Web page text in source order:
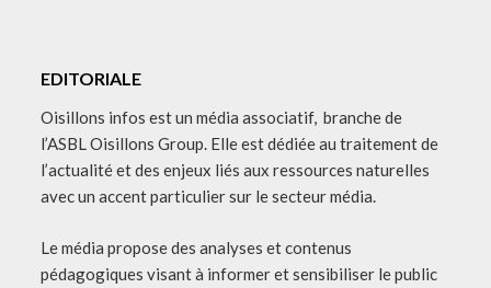
EDITORIALE
Oisillons infos est un média associatif, branche de
l’ASBL Oisillons Group. Elle est dédiée au traitement de
l’actualité et des enjeux liés aux ressources naturelles
avec un accent particulier sur le secteur média.
Le média propose des analyses et contenus
pédagogiques visant à informer et sensibiliser le public